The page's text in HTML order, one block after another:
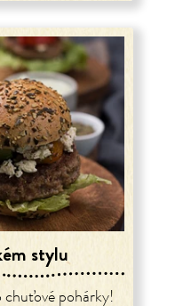
stylu
pohárky!